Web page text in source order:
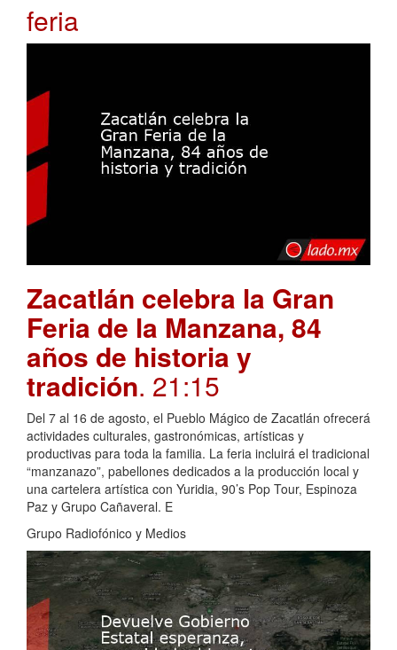
feria
Zacatlán celebra la Gran
Feria de la Manzana, 84
años de historia y
tradición. 21:15
Del 7 al 16 de agosto, el Pueblo Mágico de Zacatlán ofrecerá
actividades culturales, gastronómicas, artísticas y
productivas para toda la familia. La feria incluirá el tradicional
“manzanazo”, pabellones dedicados a la producción local y
una cartelera artística con Yuridia, 90’s Pop Tour, Espinoza
Paz y Grupo Cañaveral. E
Grupo Radiofónico y Medios